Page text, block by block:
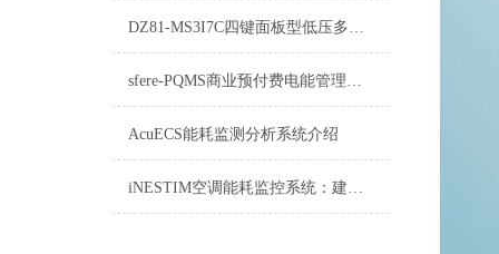
DZ81-MS3I7C四键面板型低压多功能电力仪表
sfere-PQMS商业预付费电能管理系统：重塑商业用电管理新生态
AcuECS能耗监测分析系统介绍
iNESTIM空调能耗监控系统：建筑节能的新引擎